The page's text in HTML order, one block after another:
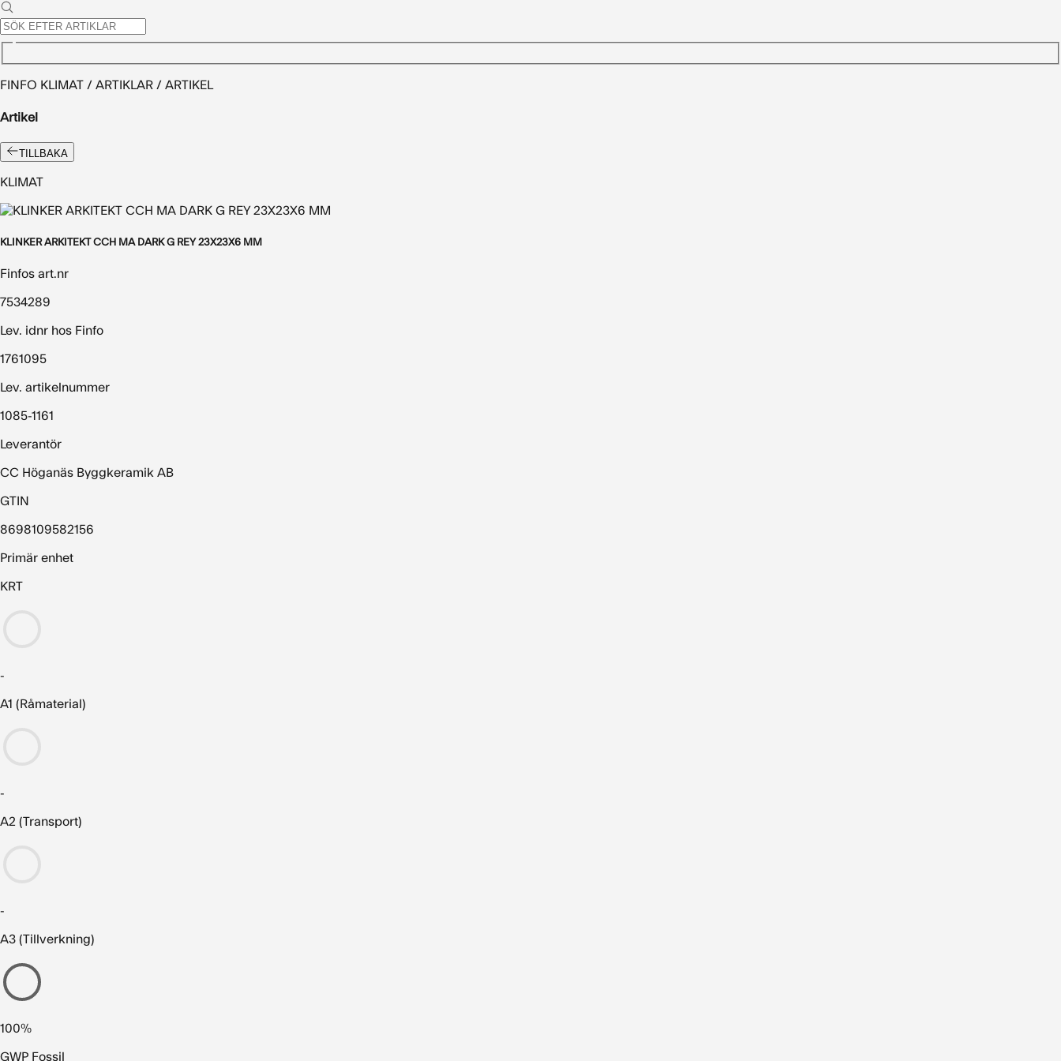
FINFO KLIMAT / ARTIKLAR / ARTIKEL
Artikel
TILLBAKA
KLIMAT
KLINKER ARKITEKT CCH MA DARK G REY 23X23X6 MM
Finfos art.nr
7534289
Lev. idnr hos Finfo
1761095
Lev. artikelnummer
1085-1161
Leverantör
CC Höganäs Byggkeramik AB
GTIN
8698109582156
Primär enhet
KRT
-
A1 (Råmaterial)
-
A2 (Transport)
-
A3 (Tillverkning)
100%
GWP Fossil